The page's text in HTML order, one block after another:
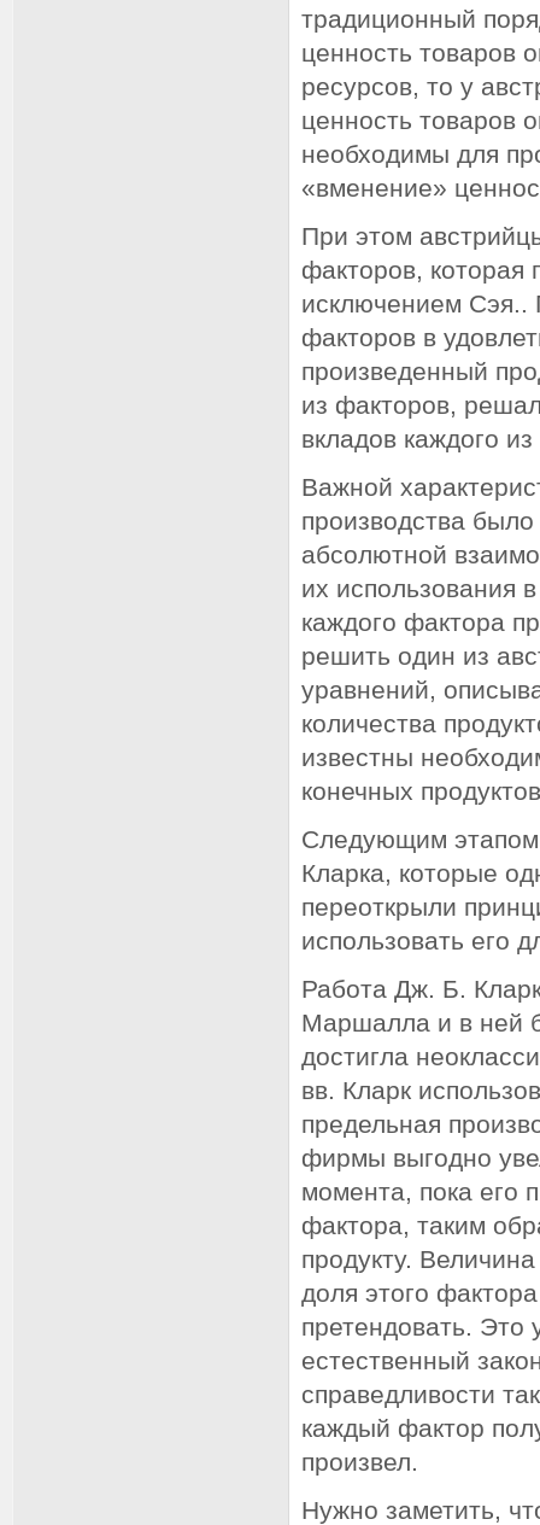
традиционный
ценность товаров
ресурсов, то у
ценность товаров
необходимы для
«вменение»
При этом
факторов, которая
исключением Сэя..
факторов в
произведенный
из факторов,
вкладов каждого
Важной
производства
абсолютной
их использования
каждого фактора
решить один из
уравнений,
количества
известны
конечных
Следующим
Кларка, которые
переоткрыли
использовать его
Работа Дж. Б.
Маршалла и в ней
достигла
вв. Кларк
предельная
фирмы выгодно
момента, пока его
фактора, таким
продукту.
доля этого
претендовать. Это
естественный
справедливости
каждый фактор
произвел.
Нужно заметить,